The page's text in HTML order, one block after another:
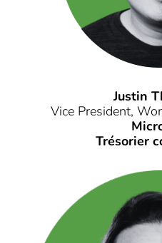
Justin
Vice President,
Trésorier